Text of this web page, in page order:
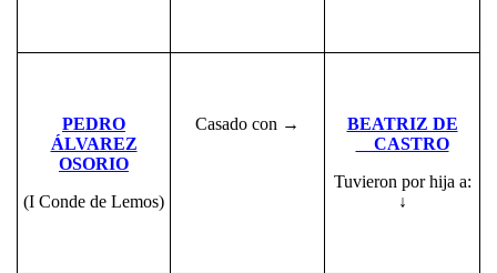
PEDRO
ÁLVAREZ
OSORIO
(I Conde de Lemos)
Casado con →
BEATRIZ DE
CASTRO
Tuvieron por hija a:
↓